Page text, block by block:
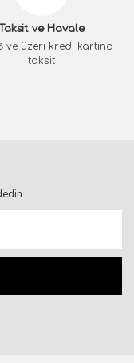
Taksit ve Havale
ve üzeri kredi kartına
taksit